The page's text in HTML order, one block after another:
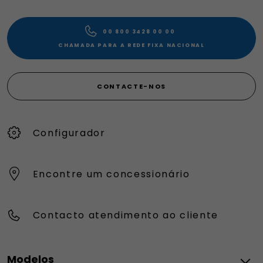
00 800 3428 00 00​
CHAMADA PARA A REDE FIXA NACIONAL
CONTACTE-NOS
Configurador
Encontre um concessionário
Contacto atendimento ao cliente
Modelos